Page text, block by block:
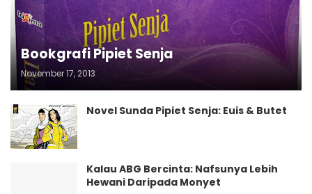
Bookgrafi Pipiet Senja
November 17, 2013
Novel Sunda Pipiet Senja: Euis & Butet
Kalau ABG Bercinta: Nafsunya Lebih
Hewani Daripada Monyet